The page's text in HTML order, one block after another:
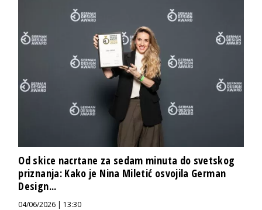
Od skice nacrtane za sedam minuta do svetskog
priznanja: Kako je Nina Miletić osvojila German
Design...
04/06/2026 | 13:30